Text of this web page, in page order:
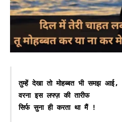
तुम्हें देखा तो मोहब्बत भी समझ आई,
वरना इस लफ्ज़ की तारीफ
सिर्फ सुना ही करता था मैं !